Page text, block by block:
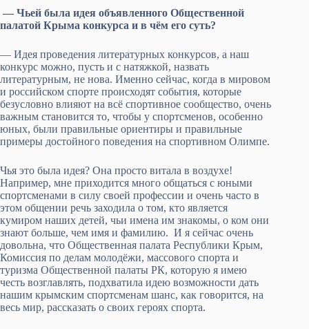
— Чьей была идея объявленного Общественной
палатой Крыма конкурса и в чём его суть?
— Идея проведения литературных конкурсов, а наш
конкурс можно, пусть и с натяжкой, назвать
литературным, не нова. Именно сейчас, когда в мировом
и российском спорте происходят события, которые
безусловно влияют на всё спортивное сообщество, очень
важным становится то, чтобы у спортсменов, особенно
юных, были правильные ориентиры и правильные
примеры достойного поведения на спортивном Олимпе.
Чья это была идея? Она просто витала в воздухе!
Например, мне приходится много общаться с юными
спортсменами в силу своей профессии и очень часто в
этом общении речь заходила о том, кто является
кумиром наших детей, чьи имена им знакомы, о ком они
знают больше, чем имя и фамилию. И я сейчас очень
довольна, что Общественная палата Республики Крым,
Комиссия по делам молодёжи, массового спорта и
туризма Общественной палаты РК, которую я имею
честь возглавлять, подхватила идею возможности дать
нашим крымским спортсменам шанс, как говорится, на
весь мир, рассказать о своих героях спорта.